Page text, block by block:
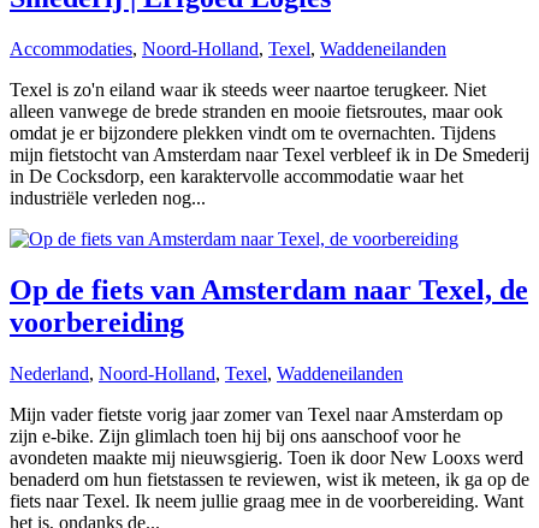
Accommodaties, Noord-Holland, Texel, Waddeneilanden
Texel is zo'n eiland waar ik steeds weer naartoe terugkeer. Niet
alleen vanwege de brede stranden en mooie fietsroutes, maar ook
omdat je er bijzondere plekken vindt om te overnachten. Tijdens
mijn fietstocht van Amsterdam naar Texel verbleef ik in De Smederij
in De Cocksdorp, een karaktervolle accommodatie waar het
industriële verleden nog...
Op de fiets van Amsterdam naar Texel, de
voorbereiding
Nederland, Noord-Holland, Texel, Waddeneilanden
Mijn vader fietste vorig jaar zomer van Texel naar Amsterdam op
zijn e-bike. Zijn glimlach toen hij bij ons aanschoof voor he
avondeten maakte mij nieuwsgierig. Toen ik door New Looxs werd
benaderd om hun fietstassen te reviewen, wist ik meteen, ik ga op de
fiets naar Texel. Ik neem jullie graag mee in de voorbereiding. Want
het is, ondanks de...